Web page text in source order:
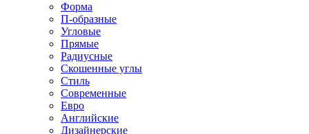
Форма
П-образные
Угловые
Прямые
Радиусные
Скошенные углы
Стиль
Современные
Евро
Английские
Дизайнерские